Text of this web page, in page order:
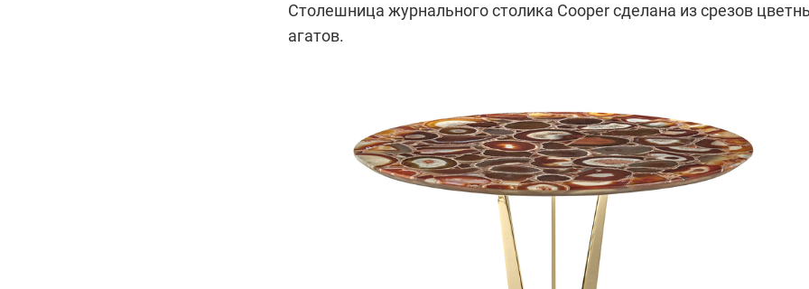
Столешница журнального столика Cooper сделана из срезов
агатов.